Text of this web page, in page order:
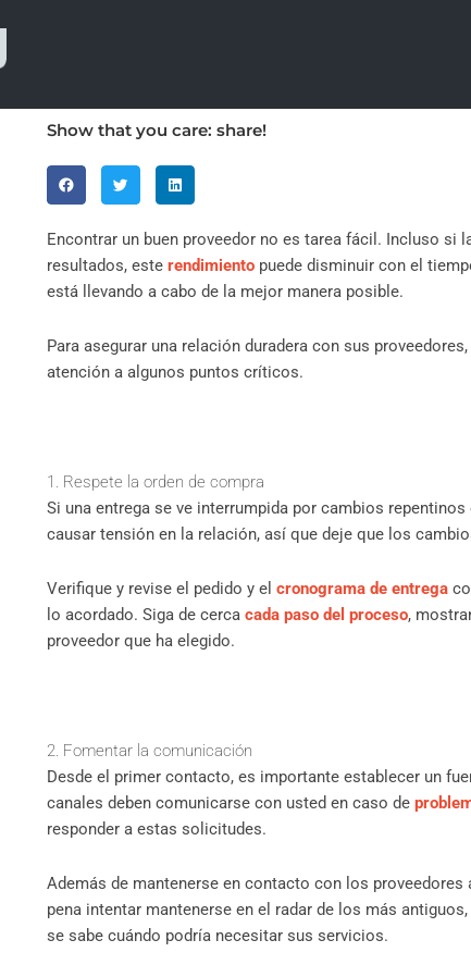
Show that you care: share!
Encontrar un buen proveedor no es tarea fácil. Incluso
resultados, este rendimientopuede disminuir con el
está llevando a cabo de la mejor manera posible.
Para asegurar una relación duradera con sus
atención a algunos puntos críticos.
1. Respete la orden de compra
Si una entrega se ve interrumpida por cambios
causar tensión en la relación, así que deje que los
Verifique y revise el pedido y el cronograma de entrega
lo acordado. Siga de cerca cada paso del proceso,
proveedor que ha elegido.
2. Fomentar la comunicación
Desde el primer contacto, es importante establecer un
canales deben comunicarse con usted en caso de
responder a estas solicitudes.
Además de mantenerse en contacto con los
pena intentar mantenerse en el radar de los más
se sabe cuándo podría necesitar sus servicios.